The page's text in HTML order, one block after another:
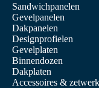
Sandwichpanelen
Gevelpanelen
Dakpanelen
Designprofielen
Gevelplaten
Binnendozen
Dakplaten
Accessoires & zetwerk